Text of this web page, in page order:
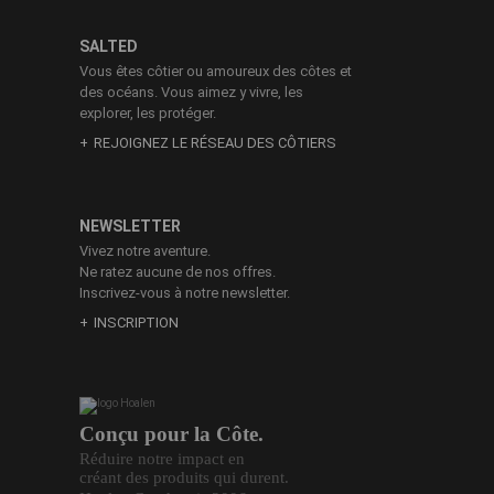
Conçu pour la Côte.
Réduire notre impact en
créant des produits qui durent.
SALTED
Vous êtes côtier ou amoureux des côtes et
des océans. Vous aimez y vivre, les
explorer, les protéger.
REJOIGNEZ LE RÉSEAU DES CÔTIERS
NEWSLETTER
Vivez notre aventure.
Ne ratez aucune de nos offres.
Inscrivez-vous à notre newsletter.
INSCRIPTION